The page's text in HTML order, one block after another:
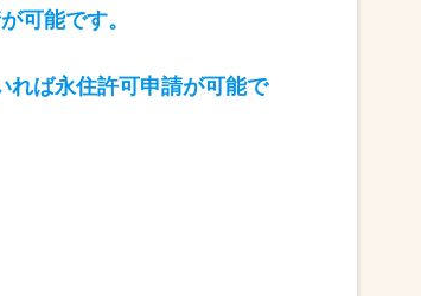
可能です。
れば永住許可申請が可能で